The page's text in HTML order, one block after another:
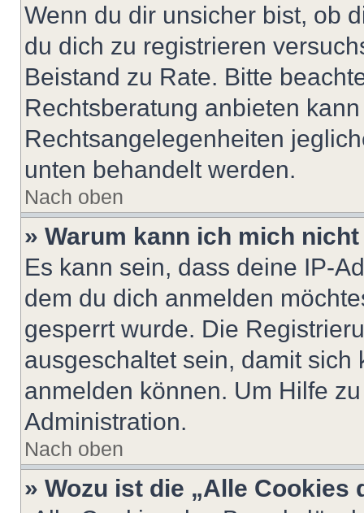
Wenn du dir unsicher bist, ob
du dich zu registrieren
Beistand zu Rate. Bitte
Rechtsberatung anbieten
Rechtsangelegenheiten
unten behandelt werden.
Nach oben
» Warum kann ich mich
Es kann sein, dass deine IP-
dem du dich anmelden
gesperrt wurde. Die
ausgeschaltet sein, damit
anmelden können. Um Hilfe
Administration.
Nach oben
» Wozu ist die „Alle